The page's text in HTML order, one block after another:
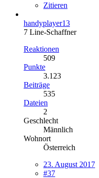
Zitieren
handyplayer13
7 Line-Schaffner
Reaktionen
509
Punkte
3.123
Beiträge
535
Dateien
2
Geschlecht
Männlich
Wohnort
Österreich
23. August 2017
#37